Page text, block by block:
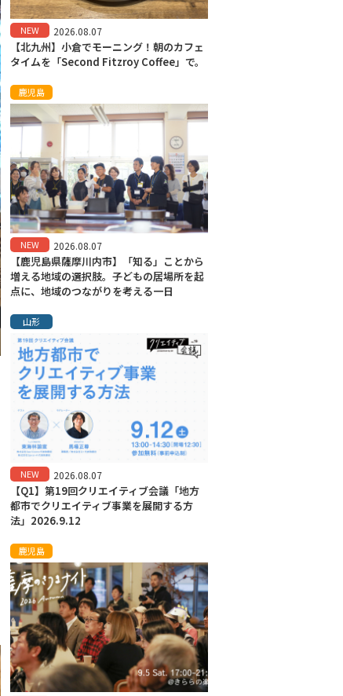
NEW 2026.08.07
【北九州】小倉でモーニング！朝のカフェ
タイムを「Second Fitzroy Coffee」で。
鹿児島
NEW 2026.08.07
【鹿児島県薩摩川内市】「知る」ことから
増える地域の選択肢。子どもの居場所を起
点に、地域のつながりを考える一日
山形
NEW 2026.08.07
【Q1】第19回クリエイティブ会議「地方
都市でクリエイティブ事業を展開する方
法」2026.9.12
鹿児島